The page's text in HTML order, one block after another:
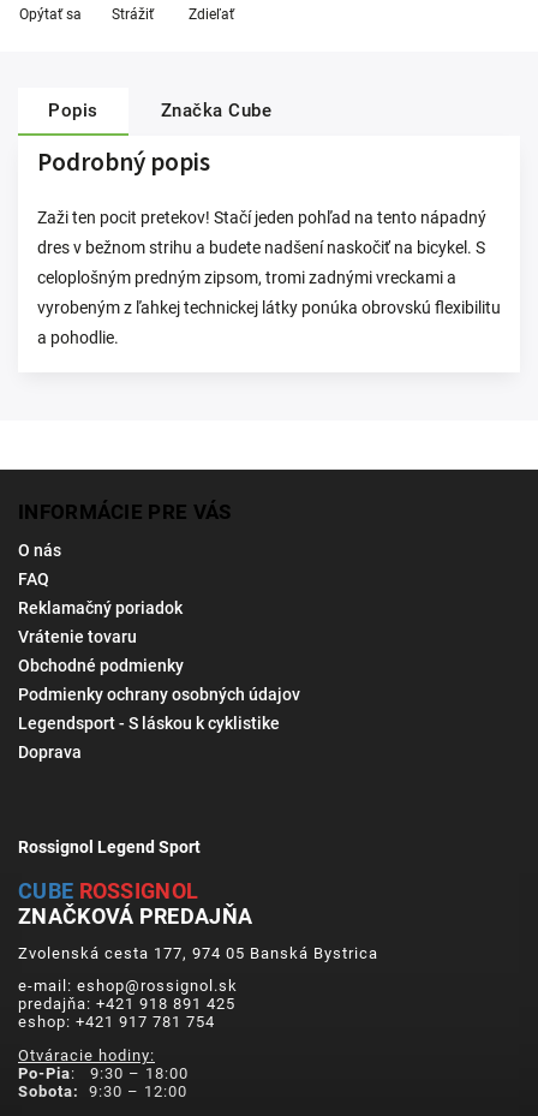
Opýtať sa Strážiť Zdieľať
Popis Značka Cube
Podrobný popis
Zaži ten pocit pretekov! Stačí jeden pohľad na tento nápadný
dres v bežnom strihu a budete nadšení naskočiť na bicykel. S
celoplošným predným zipsom, tromi zadnými vreckami a
vyrobeným z ľahkej technickej látky ponúka obrovskú flexibilitu
a pohodlie.
INFORMÁCIE PRE VÁS
O nás
FAQ
Reklamačný poriadok
Vrátenie tovaru
Obchodné podmienky
Podmienky ochrany osobných údajov
Legendsport - S láskou k cyklistike
Doprava
Rossignol Legend Sport
CUBE ROSSIGNOL
ZNAČKOVÁ PREDAJŇA
Zvolenská cesta 177, 974 05 Banská Bystrica
e-mail: eshop@rossignol.sk
predajňa: +421 918 891 425
eshop: +421 917 781 754
Otváracie hodiny:
Po-Pia: 9:30 – 18:00
Sobota:
9:30 – 12:00